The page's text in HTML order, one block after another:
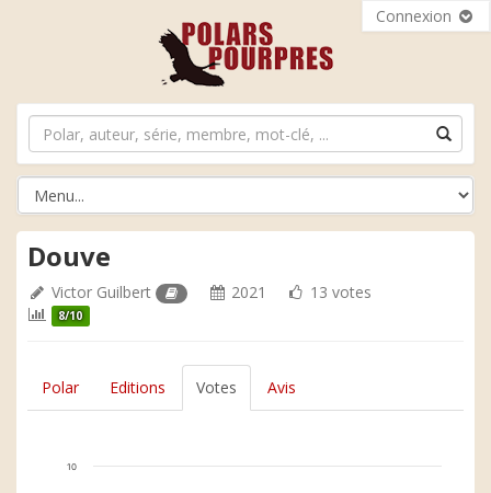
Connexion
Douve
Victor Guilbert 2021 13 votes
8/10
Polar Editions Votes Avis
10